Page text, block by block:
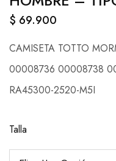
$ 69.900
CAMISETA TOTTO
00008736 00008738
RA45300-2520-M5I
Talla